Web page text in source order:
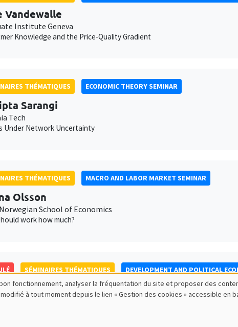
Vandewalle
Institute Geneva
Knowledge and the Price-Quality Gradient
THÉMATIQUES ECONOMIC THEORY SEMINAR
Sarangi
Tech
Under Network Uncertainty
THÉMATIQUES MACRO AND LABOR MARKET SEMINAR
Olsson
School of Economics
work how much?
SÉMINAIRES THÉMATIQUES DEVELOPMENT AND POLITICAL
Maria Mayda
fonctionnement, analyser la fréquentation du site et proposer des
à tout moment depuis le lien « Gestion des cookies » accessible en